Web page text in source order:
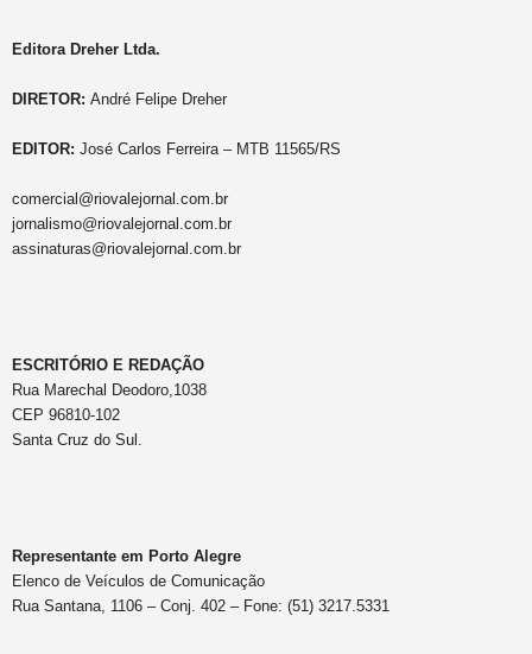
Editora Dreher Ltda.
DIRETOR: André Felipe Dreher
EDITOR: José Carlos Ferreira – MTB 11565/RS
comercial@riovalejornal.com.br
jornalismo@riovalejornal.com.br
assinaturas@riovalejornal.com.br
ESCRITÓRIO E REDAÇÃO
Rua Marechal Deodoro,1038
CEP 96810-102
Santa Cruz do Sul.
Representante em Porto Alegre
Elenco de Veículos de Comunicação
Rua Santana, 1106 – Conj. 402 – Fone: (51) 3217.5331